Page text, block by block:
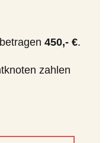
450,- €.
zahlen